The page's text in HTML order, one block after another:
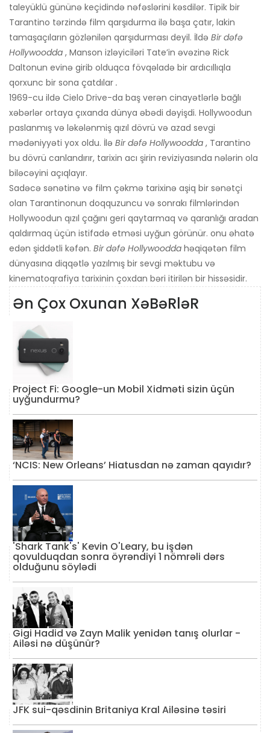
taleyüklü gününə keçidində nəfəslərini kəsdilər. Tipik bir
Tarantino tərzində film qarşıdurma ilə başa çatır, lakin
tamaşaçıların gözlənilən qarşıdurması deyil. İldə Bir dəfə
Hollywoodda , Manson izləyiciləri Tate’in əvəzinə Rick
Daltonun evinə girib olduqca fövqəladə bir ardıcıllıqla
qorxunc bir sona çatdılar .
1969-cu ildə Cielo Drive-da baş verən cinayətlərlə bağlı
xəbərlər ortaya çıxanda dünya əbədi dəyişdi. Hollywoodun
paslanmış və ləkələnmiş qızıl dövrü və azad sevgi
mədəniyyəti yox oldu. İlə Bir dəfə Hollywoodda , Tarantino
bu dövrü canlandırır, tarixin acı şirin reviziyasında nələrin ola
biləcəyini açıqlayır.
Sadəcə sənətinə və film çəkmə tarixinə aşiq bir sənətçi
olan Tarantinonun doqquzuncu və sonrakı filmlərindən
Hollywoodun qızıl çağını geri qaytarmaq və qaranlığı aradan
qaldırmaq üçün istifadə etməsi uyğun görünür. onu əhatə
edən şiddətli kəfən. Bir dəfə Hollywoodda həqiqətən film
dünyasına diqqətlə yazılmış bir sevgi məktubu və
kinematoqrafiya tarixinin çoxdan bəri itirilən bir hissəsidir.
Ən Çox Oxunan XəBəRləR
Project Fi: Google-un Mobil Xidməti sizin üçün
uyğundurmu?
‘NCIS: New Orleans’ Hiatusdan nə zaman qayıdır?
'Shark Tank's' Kevin O'Leary, bu işdən
qovulduqdan sonra öyrəndiyi 1 nömrəli dərs
olduğunu söylədi
Gigi Hadid və Zayn Malik yenidən tanış olurlar -
Ailəsi nə düşünür?
JFK sui-qəsdinin Britaniya Kral Ailəsinə təsiri